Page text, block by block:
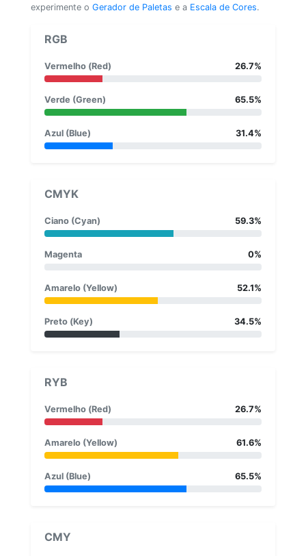
experimente o Gerador de Paletas e a Escala de Cores.
RGB
Vermelho (Red) 26.7%
Verde (Green) 65.5%
Azul (Blue) 31.4%
CMYK
Ciano (Cyan) 59.3%
Magenta 0%
Amarelo (Yellow) 52.1%
Preto (Key) 34.5%
RYB
Vermelho (Red) 26.7%
Amarelo (Yellow) 61.6%
Azul (Blue) 65.5%
CMY